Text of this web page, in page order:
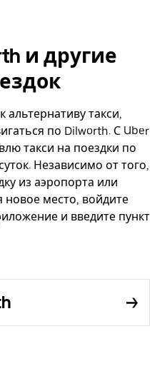
и другие
альтернативу такси,
по Dilworth. С Uber
такси на поездки по
Независимо от того,
из аэропорта или
новое место, войдите
и введите пункт